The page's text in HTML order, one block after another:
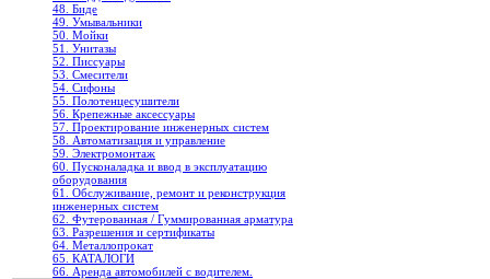
48. Биде
49. Умывальники
50. Мойки
51. Унитазы
52. Писсуары
53. Смесители
54. Сифоны
55. Полотенцесушители
56. Крепежные аксессуары
57. Проектирование инженерных систем
58. Автоматизация и управление
59. Электромонтаж
60. Пусконаладка и ввод в эксплуатацию
оборудования
61. Обслуживание, ремонт и реконструкция
инженерных систем
62. Футерованная / Гуммированная арматура
63. Разрешения и сертификаты
64. Металлопрокат
65. КАТАЛОГИ
66. Аренда автомобилей с водителем.